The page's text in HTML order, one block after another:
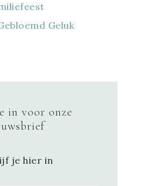
Geluk
in voor onze
je hier in